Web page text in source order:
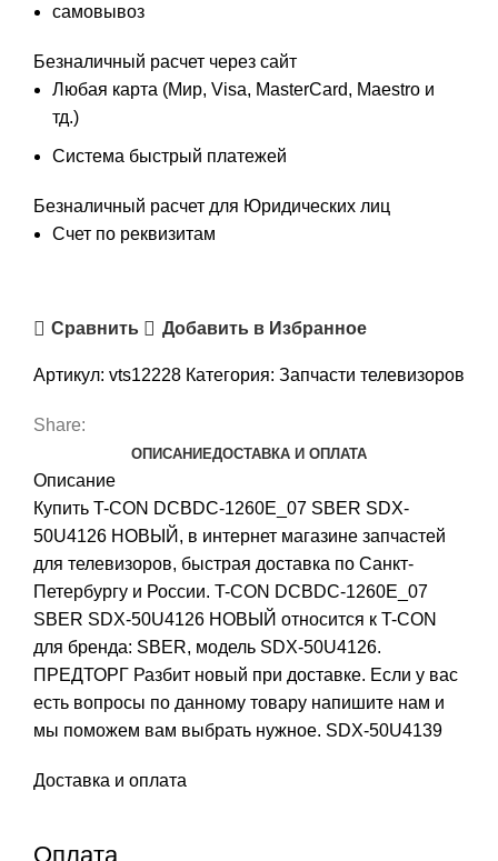
самовывоз
Безналичный расчет через сайт
Любая карта (Мир, Visa, MasterCard, Maestro и
тд.)
Система быстрый платежей
Безналичный расчет для Юридических лиц
Счет по реквизитам
Сравнить Добавить в Избранное
Артикул: vts12228 Категория: Запчасти телевизоров
Share:
ОПИСАНИЕДОСТАВКА И ОПЛАТА
Описание
Купить T-CON DCBDC-1260E_07 SBER SDX-
50U4126 НОВЫЙ, в интернет магазине запчастей
для телевизоров, быстрая доставка по Санкт-
Петербургу и России. T-CON DCBDC-1260E_07
SBER SDX-50U4126 НОВЫЙ относится к T-CON
для бренда: SBER, модель SDX-50U4126.
ПРЕДТОРГ Разбит новый при доставке. Если у вас
есть вопросы по данному товару напишите нам и
мы поможем вам выбрать нужное. SDX-50U4139
Доставка и оплата
Оплата